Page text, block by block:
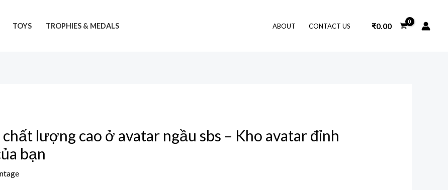
TOYS TROPHIES & MEDALS ABOUT CONTACT US ₹0.00
lượng cao ở avatar ngầu sbs – Kho avatar đỉnh
bạn